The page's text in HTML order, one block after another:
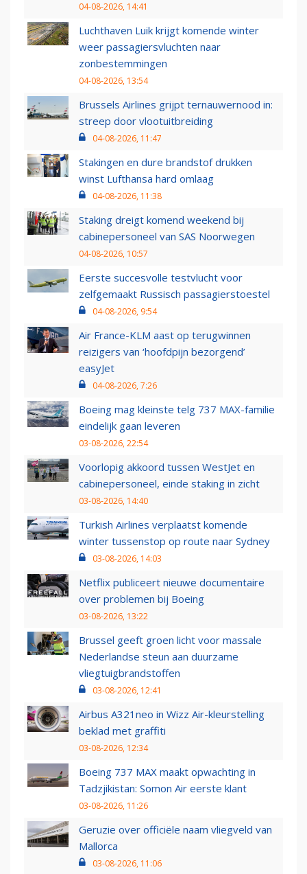
04-08-2026, 14:41
Luchthaven Luik krijgt komende winter
weer passagiersvluchten naar
zonbestemmingen
04-08-2026, 13:54
Brussels Airlines grijpt ternauwernood in:
streep door vlootuitbreiding
04-08-2026, 11:47
Stakingen en dure brandstof drukken
winst Lufthansa hard omlaag
04-08-2026, 11:38
Staking dreigt komend weekend bij
cabinepersoneel van SAS Noorwegen
04-08-2026, 10:57
Eerste succesvolle testvlucht voor
zelfgemaakt Russisch passagierstoestel
04-08-2026, 9:54
Air France-KLM aast op terugwinnen
reizigers van ‘hoofdpijn bezorgend’
easyJet
04-08-2026, 7:26
Boeing mag kleinste telg 737 MAX-familie
eindelijk gaan leveren
03-08-2026, 22:54
Voorlopig akkoord tussen WestJet en
cabinepersoneel, einde staking in zicht
03-08-2026, 14:40
Turkish Airlines verplaatst komende
winter tussenstop op route naar Sydney
03-08-2026, 14:03
Netflix publiceert nieuwe documentaire
over problemen bij Boeing
03-08-2026, 13:22
Brussel geeft groen licht voor massale
Nederlandse steun aan duurzame
vliegtuigbrandstoffen
03-08-2026, 12:41
Airbus A321neo in Wizz Air-kleurstelling
beklad met graffiti
03-08-2026, 12:34
Boeing 737 MAX maakt opwachting in
Tadzjikistan: Somon Air eerste klant
03-08-2026, 11:26
Geruzie over officiële naam vliegveld van
Mallorca
03-08-2026, 11:06